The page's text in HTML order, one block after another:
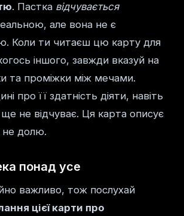
. Пастка відчувається
але вона не є
Коли ти читаєш цю карту для
іншого, завжди вказуй на
та проміжки між мечами.
про її здатність діяти, навіть
не відчуває. Ця карта описує
не долю.
понад усе
важливо, тож послухай
цієї карти про